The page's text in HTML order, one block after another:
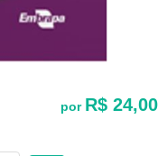
por R$ 24,00